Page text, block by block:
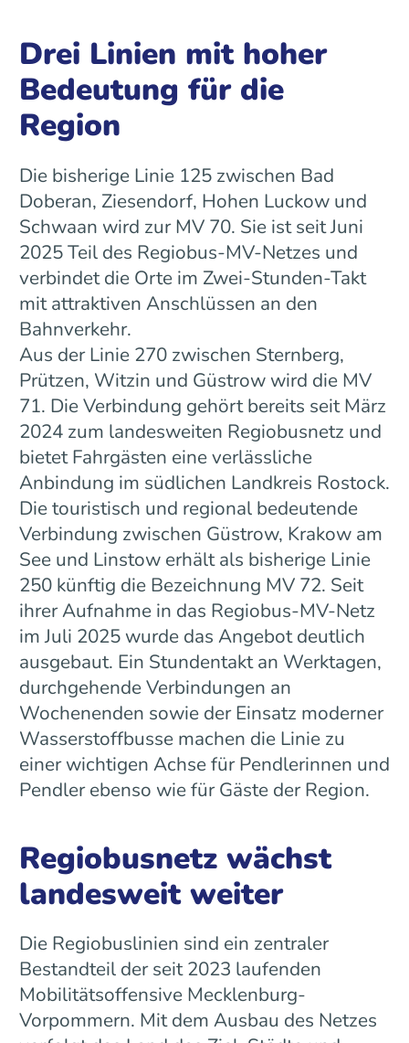
Drei Linien mit hoher
Bedeutung für die
Region
Die bisherige Linie 125 zwischen Bad
Doberan, Ziesendorf, Hohen Luckow und
Schwaan wird zur MV 70. Sie ist seit Juni
2025 Teil des Regiobus-MV-Netzes und
verbindet die Orte im Zwei-Stunden-Takt
mit attraktiven Anschlüssen an den
Bahnverkehr.
Aus der Linie 270 zwischen Sternberg,
Prützen, Witzin und Güstrow wird die MV
71. Die Verbindung gehört bereits seit März
2024 zum landesweiten Regiobusnetz und
bietet Fahrgästen eine verlässliche
Anbindung im südlichen Landkreis Rostock.
Die touristisch und regional bedeutende
Verbindung zwischen Güstrow, Krakow am
See und Linstow erhält als bisherige Linie
250 künftig die Bezeichnung MV 72. Seit
ihrer Aufnahme in das Regiobus-MV-Netz
im Juli 2025 wurde das Angebot deutlich
ausgebaut. Ein Stundentakt an Werktagen,
durchgehende Verbindungen an
Wochenenden sowie der Einsatz moderner
Wasserstoffbusse machen die Linie zu
einer wichtigen Achse für Pendlerinnen und
Pendler ebenso wie für Gäste der Region.
Regiobusnetz wächst
landesweit weiter
Die Regiobuslinien sind ein zentraler
Bestandteil der seit 2023 laufenden
Mobilitätsoffensive Mecklenburg-
Vorpommern. Mit dem Ausbau des Netzes